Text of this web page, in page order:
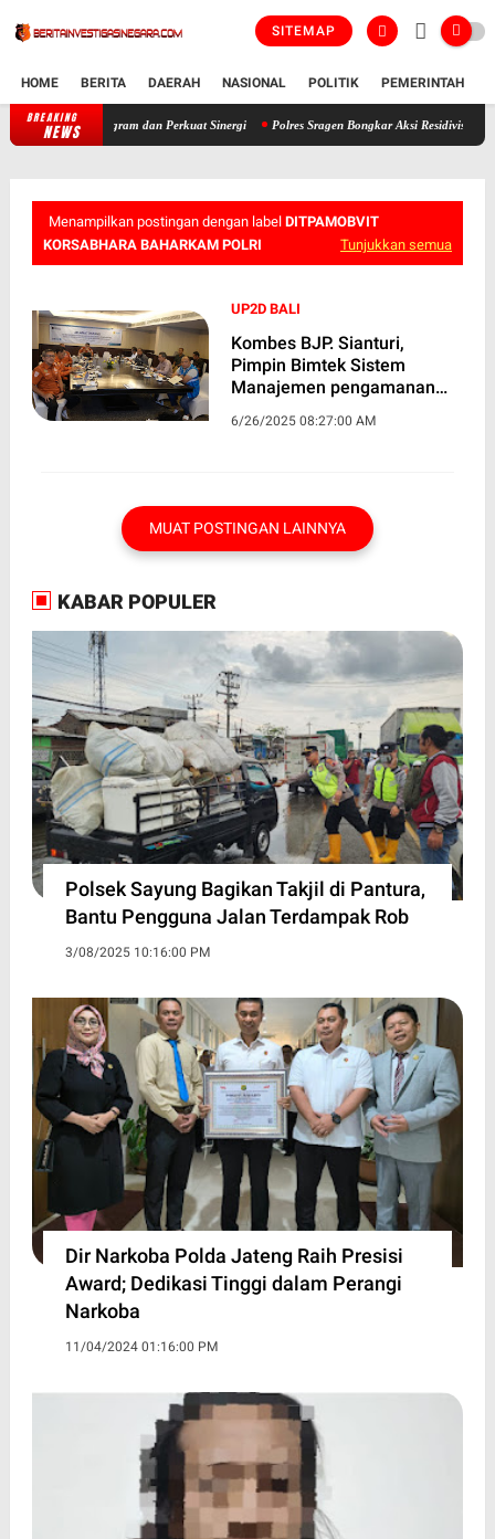
SITEMAP
HOME BERITA DAERAH NASIONAL POLITIK PEMERINTAH
BREAKING
NEWS Kapolres Kendal Berganti, AKBP Ratna Siap Lanjutkan Program dan
Menampilkan postingan dengan label DITPAMOBVIT
KORSABHARA BAHARKAM POLRI
Tunjukkan semua
UP2D BALI
Kombes BJP. Sianturi,
Pimpin Bimtek Sistem
Manajemen pengamanan
SCADA UP2D Bali
6/26/2025 08:27:00 AM
MUAT POSTINGAN LAINNYA
KABAR POPULER
Polsek Sayung Bagikan Takjil di Pantura,
Bantu Pengguna Jalan Terdampak Rob
3/08/2025 10:16:00 PM
Dir Narkoba Polda Jateng Raih Presisi
Award; Dedikasi Tinggi dalam Perangi
Narkoba
11/04/2024 01:16:00 PM